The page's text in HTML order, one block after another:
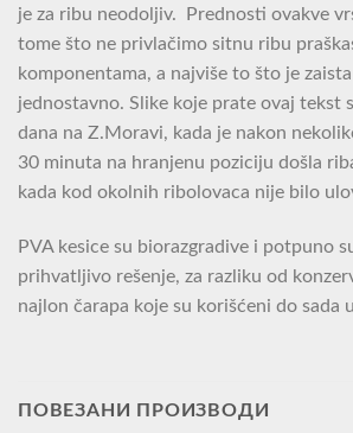
je za ribu neodoljiv. Prednosti ovakve
tome što ne privlačimo sitnu ribu
komponentama, a najviše to što je
jednostavno. Slike koje prate ovaj tekst
dana na Z.Moravi, kada je nakon
30 minuta na hranjenu poziciju došla
kada kod okolnih ribolovaca nije bilo
PVA kesice su biorazgradive i potpuno
prihvatljivo rešenje, za razliku od
najlon čarapa koje su korišćeni do sada
ПОВЕЗАНИ ПРОИЗВОДИ